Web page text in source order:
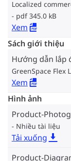
Localized
pdf 345.0 kB
Xem
Sách giới thiệu
Hướng dẫn lắp
GreenSpace Flex
Xem
Hình ảnh
Product-
Nhiều tài liệu
Tải xuống
Product-